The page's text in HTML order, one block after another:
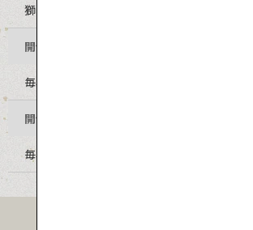
獅子舞王国さぬき
開催地
毎年異なります。公式SNSでご確認ください。
開催時期
毎年11月初頭